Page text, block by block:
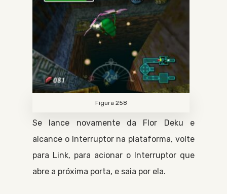
Figura 258
Se lance novamente da Flor Deku e
alcance o Interruptorna plataforma, volte
para Link, para acionar o Interruptorque
abre a próxima porta, e saia por ela.